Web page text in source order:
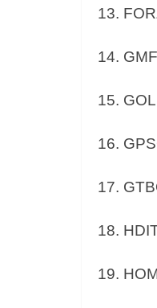
13.
14.
15.
16.
17.
18.
19.